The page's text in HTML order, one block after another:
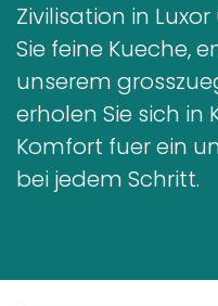
Zivilisation in
Sie feine Kueche,
unserem
erholen Sie sich
Komfort fuer ein
bei jedem Schritt.